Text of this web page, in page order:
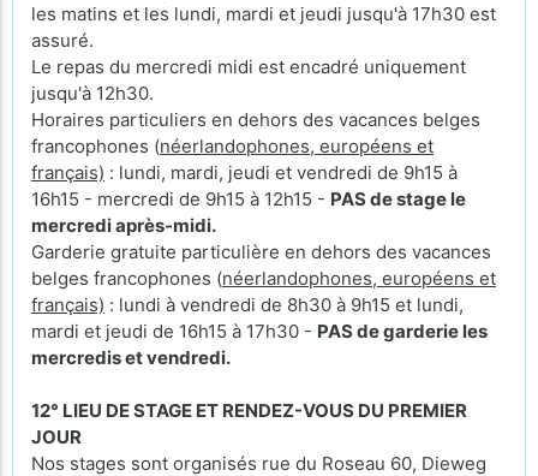
les matins et les lundi, mardi et jeudi jusqu'à 17h30 est
assuré.
Le repas du mercredi midi est encadré uniquement
jusqu'à 12h30.
Horaires particuliers en dehors des vacances belges
francophones (néerlandophones, européens et
français) : lundi, mardi, jeudi et vendredi de 9h15 à
16h15 - mercredi de 9h15 à 12h15 - PAS de stage le
mercredi après-midi.
Garderie gratuite particulière en dehors des vacances
belges francophones (néerlandophones, européens et
français) : lundi à vendredi de 8h30 à 9h15 et lundi,
mardi et jeudi de 16h15 à 17h30 - PAS de garderie les
mercredis et vendredi.
12° LIEU DE STAGE ET RENDEZ-VOUS DU PREMIER
JOUR
Nos stages sont organisés rue du Roseau 60, Dieweg